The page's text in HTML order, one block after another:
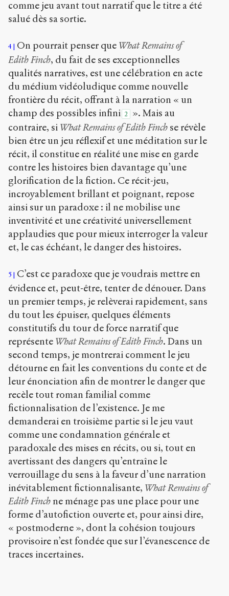
comme jeu avant tout narratif que le titre a été
salué dès sa sortie.
4 On pourrait penser que What Remains of
Edith Finch, du fait de ses exceptionnelles
qualités narratives, est une célébration en acte
du médium vidéoludique comme nouvelle
frontière du récit, offrant à la narration « un
champ des possibles infini 2
». Mais au
contraire, si What Remains of Edith Finch se révèle
bien être un jeu réflexif et une méditation sur le
récit, il constitue en réalité une mise en garde
contre les histoires bien davantage qu’une
glorification de la fiction. Ce récit-jeu,
incroyablement brillant et poignant, repose
ainsi sur un paradoxe : il ne mobilise une
inventivité et une créativité universellement
applaudies que pour mieux interroger la valeur
et, le cas échéant, le danger des histoires.
5
C’est ce paradoxe que je voudrais mettre en
évidence et, peut-être, tenter de dénouer. Dans
un premier temps, je relèverai rapidement, sans
du tout les épuiser, quelques éléments
constitutifs du tour de force narratif que
représente What Remains of Edith Finch. Dans un
second temps, je montrerai comment le jeu
détourne en fait les conventions du conte et de
leur énonciation afin de montrer le danger que
recèle tout roman familial comme
fictionnalisation de l’existence. Je me
demanderai en troisième partie si le jeu vaut
comme une condamnation générale et
paradoxale des mises en récits, ou si, tout en
avertissant des dangers qu’entraîne le
verrouillage du sens à la faveur d’une narration
inévitablement fictionnalisante, What Remains of
Edith Finchne ménage pas une place pour une
forme d’autofiction ouverte et, pour ainsi dire,
« postmoderne », dont la cohésion toujours
provisoire n’est fondée que sur l’évanescence de
traces incertaines.